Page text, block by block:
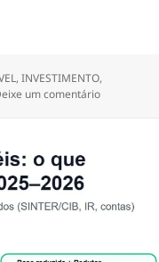
,INVESTIMENTO,
um comentárioem DICAS